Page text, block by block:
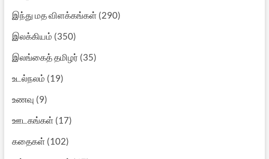
இந்து மத விளக்கங்கள்(290)
இலக்கியம் (350)
இலங்கைத் தமிழர் (35)
உடல்நலம் (19)
உணவு (9)
ஊடகங்கள்(17)
கதைகள்(102)